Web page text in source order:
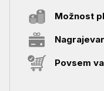
Možnost
Povsem